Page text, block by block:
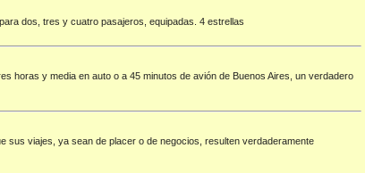
dos, tres y cuatro pasajeros, equipadas. 4 estrellas
horas y media en auto o a 45 minutos de avión de Buenos Aires, un verdadero
sus viajes, ya sean de placer o de negocios, resulten verdaderamente